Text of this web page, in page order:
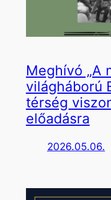
Meghívó „A
világháború
térség
előadásra
2026.05.06.